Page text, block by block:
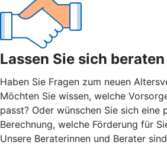
Lassen Sie sich beraten
Haben Sie Fragen zum neuen
Möchten Sie wissen, welche
passt? Oder wünschen Sie sich eine
Berechnung, welche Förderung für
Unsere Beraterinnen und Berater